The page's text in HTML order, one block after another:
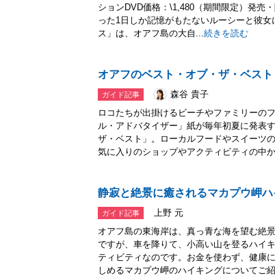
ションDVD価格：\1,480（期間限定）発売
った1日しか記憶がもたないルーシーと彼
ス」は、オアフ島の大自...続きを読む
オアフのベスト・オブ・ザ・ベスト
ガイド記事
森谷 貴子
ロコたちが出掛けるビーチやファミリーの
ル・アドバタイザー」紙が毎年初夏に発表
ザ・ベスト」。ローカルフードやスイーツ
気に入りのショップやアクティビティの中
静寂と絶景に癒されるマカプウ岬
ガイド記事
上野 元
オアフ島の東海岸は、真っ青な海を望む絶
ですが、車を降りて、小高い山を登るハイ
ティビティなのです。お金を使わず、健康
しめるマカプウ岬のハイキングについてご